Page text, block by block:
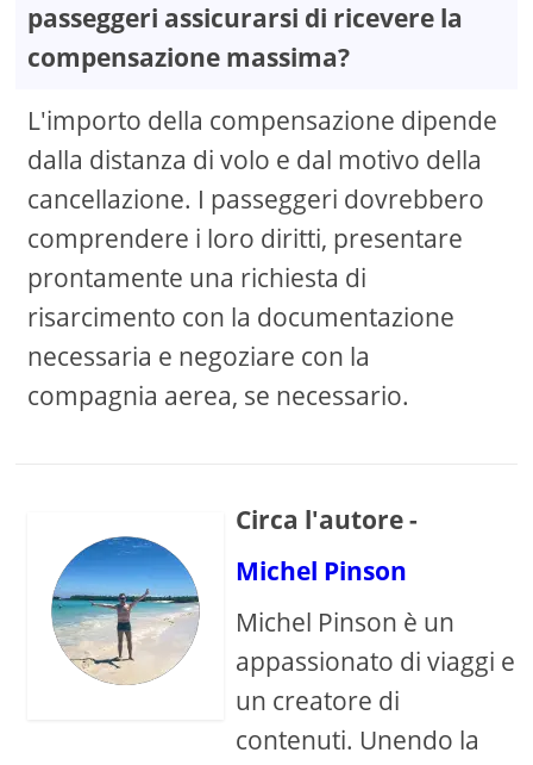
passeggeri assicurarsi di ricevere la
compensazione massima?
L'importo della compensazione dipende
dalla distanza di volo e dal motivo della
cancellazione. I passeggeri dovrebbero
comprendere i loro diritti, presentare
prontamente una richiesta di
risarcimento con la documentazione
necessaria e negoziare con la
compagnia aerea, se necessario.
Circa l'autore -
Michel Pinson
Michel Pinson è un
appassionato di viaggi e
un creatore di
contenuti. Unendo la